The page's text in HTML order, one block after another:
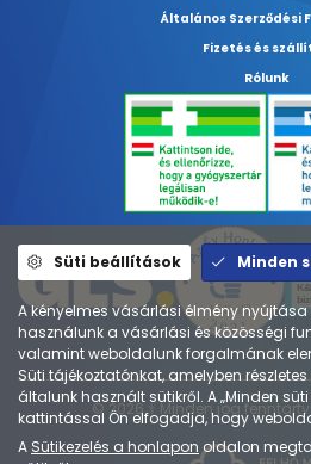
Általános Szerződési
Fizetés és
Rólunk
© 2026 ⚕︎ Minden jog
Süti beállítások Minden
A kényelmes vásárlási élmény nyújtása
használunk a vásárlási és közösségi
valamint weboldalunk forgalmának
Süti tájékoztatónkat, amelyben
általunk használt sütikről. A „Minden
kattintással Ön elfogadja, hogy
A Sütikezelés a honlapon oldalon